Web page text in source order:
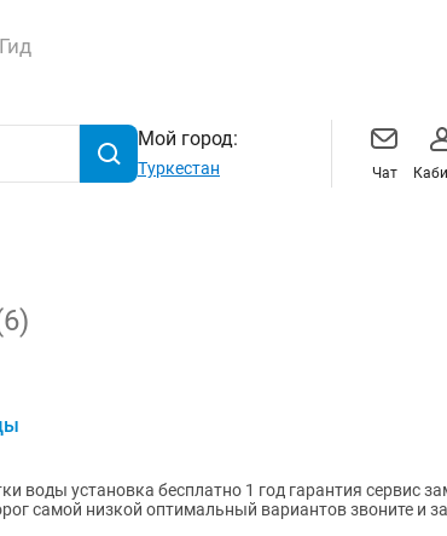
Мой город:
Туркестан Чат
воды установка бесплатно 1 год гарантия сервис
самой низкой оптимальный вариантов звоните и